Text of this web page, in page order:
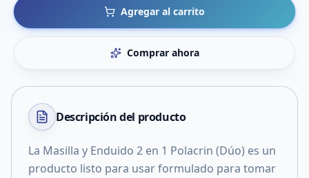
Agregar al carrito
Comprar ahora
Descripción del producto
La Masilla y Enduido 2 en 1 Polacrin (Dúo) es un
producto listo para usar formulado para tomar